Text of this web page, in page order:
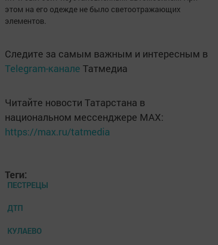
этом на его одежде не было светоотражающих
элементов.
Следите за самым важным и интересным в
Telegram-канале Татмедиа
Читайте новости Татарстана в
национальном мессенджере MАХ:
https://max.ru/tatmedia
Теги:
ПЕСТРЕЦЫ
ДТП
КУЛАЕВО